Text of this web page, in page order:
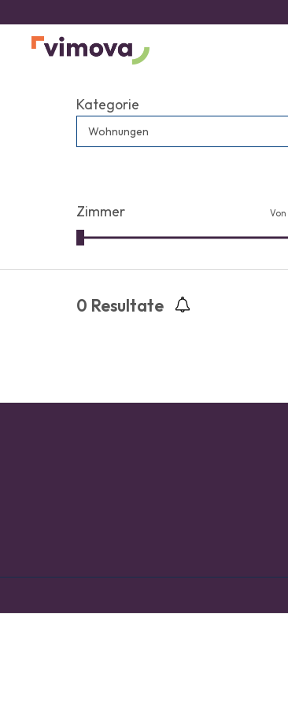
Kategorie
Wohnungen
Zimmer Von
0 Resultate